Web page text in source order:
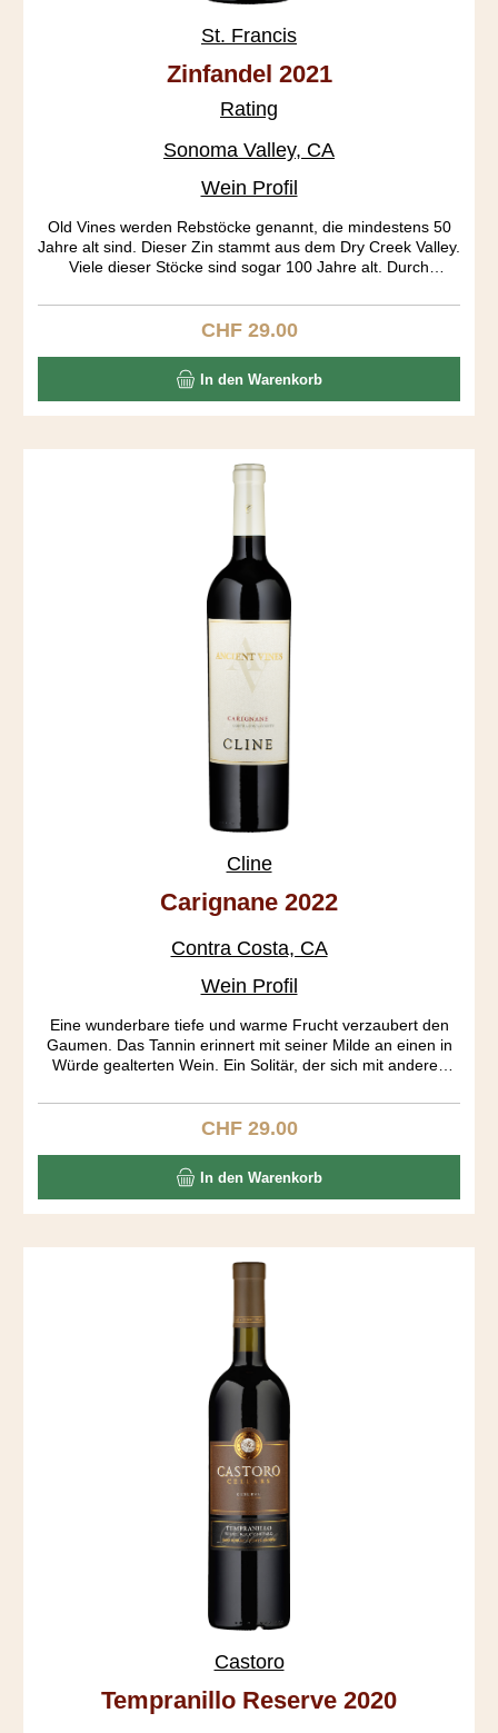
St. Francis
Zinfandel 2021
Rating
Sonoma Valley, CA
Wein Profil
Old Vines werden Rebstöcke genannt, die mindestens 50
Jahre alt sind. Dieser Zin stammt aus dem Dry Creek Valley.
Viele dieser Stöcke sind sogar 100 Jahre alt. Durch
kleinen Bäumen als dem klassischen Rebstock.
Bewässerung haben diese Stöcke nicht nötig, „dry farming“.
sehr konzentriert. Must have wine.
Regulärer Preis:
CHF 29.00
In den Warenkorb
Cline
Carignane 2022
Contra Costa, CA
Wein Profil
Eine wunderbare tiefe und warme Frucht verzaubert den
Gaumen. Das Tannin erinnert mit seiner Milde an einen in
Würde gealterten Wein. Ein Solitär, der sich mit anderen
aus Aragonien und wird dort auch Mazuelo genannt. Diese
Rebsorte fand im 18. Jahrhundert seine grösste Verbreitung
angebauten roten Rebsorten. Die über 100 Jahre alten
Rebstöcke dieses Weins stammen aus dem Oakley
Vineyard, der sich durch tiefe, sandige Böden auszeichnet,
Regulärer Preis:
CHF 29.00
In den Warenkorb
Castoro
Tempranillo Reserve 2020